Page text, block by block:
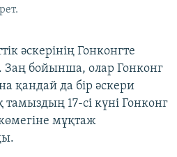
әскерінің Гонконгте
Заң бойынша, олар Гонконг
қандай да бір әскери
17-сі күні Гонконг
мұқтаж